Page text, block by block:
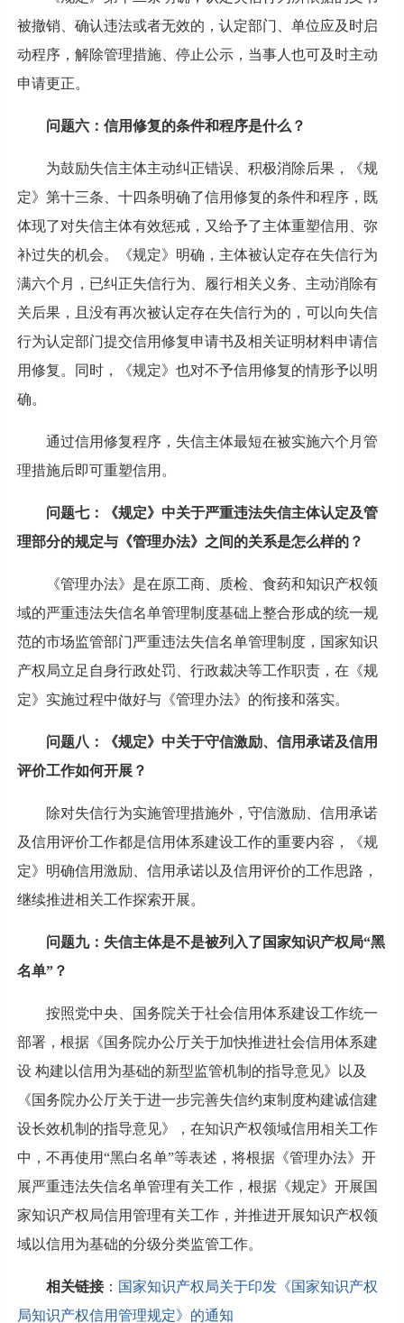
被撤销、确认违法或者无效的，认定部门、单位应及时启
动程序，解除管理措施、停止公示，当事人也可及时主动
申请更正。
问题六：信用修复的条件和程序是什么？
为鼓励失信主体主动纠正错误、积极消除后果，《规
定》第十三条、十四条明确了信用修复的条件和程序，既
体现了对失信主体有效惩戒，又给予了主体重塑信用、弥
补过失的机会。《规定》明确，主体被认定存在失信行为
满六个月，已纠正失信行为、履行相关义务、主动消除有
关后果，且没有再次被认定存在失信行为的，可以向失信
行为认定部门提交信用修复申请书及相关证明材料申请信
用修复。同时，《规定》也对不予信用修复的情形予以明
确。
通过信用修复程序，失信主体最短在被实施六个月管
理措施后即可重塑信用。
问题七：《规定》中关于严重违法失信主体认定及管
理部分的规定与《管理办法》之间的关系是怎么样的？
《管理办法》是在原工商、质检、食药和知识产权领
域的严重违法失信名单管理制度基础上整合形成的统一规
范的市场监管部门严重违法失信名单管理制度，国家知识
产权局立足自身行政处罚、行政裁决等工作职责，在《规
定》实施过程中做好与《管理办法》的衔接和落实。
问题八：《规定》中关于守信激励、信用承诺及信用
评价工作如何开展？
除对失信行为实施管理措施外，守信激励、信用承诺
及信用评价工作都是信用体系建设工作的重要内容，《规
定》明确信用激励、信用承诺以及信用评价的工作思路，
继续推进相关工作探索开展。
问题九：失信主体是不是被列入了国家知识产权局“黑
名单”？
按照党中央、国务院关于社会信用体系建设工作统一
部署，根据《国务院办公厅关于加快推进社会信用体系建
设 构建以信用为基础的新型监管机制的指导意见》以及
《国务院办公厅关于进一步完善失信约束制度构建诚信建
设长效机制的指导意见》，在知识产权领域信用相关工作
中，不再使用“黑白名单”等表述，将根据《管理办法》开
展严重违法失信名单管理有关工作，根据《规定》开展国
家知识产权局信用管理有关工作，并推进开展知识产权领
域以信用为基础的分级分类监管工作。
相关链接： 国家知识产权局关于印发《国家知识产权
局知识产权信用管理规定》的通知